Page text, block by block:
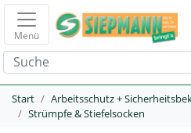
Menü
Start Arbeitsschutz +
Strümpfe & Stiefelsocken